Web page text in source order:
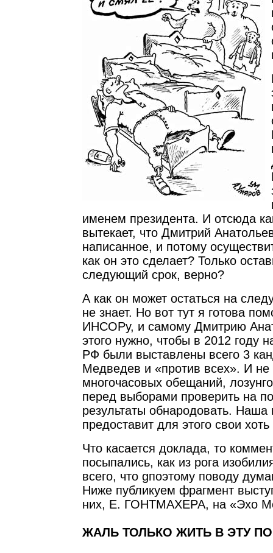
именем президента. И отсюда
вытекает, что Дмитрий
написанное, и потому
как он это сделает? Только
следующий срок, верно?
А как он может остаться на
не знает. Но вот тут я готова
ИНСОРу, и самому Дмитрию
этого нужно, чтобы в 2012 году
РФ были выставлены всего 3
Медведев и «против всех». И не
многочасовых обещаний,
перед выборами проверить на
результаты обнародовать. Наша
предоставит для этого свои
Что касается доклада, то
посыпались, как из рога
всего, что gпоэтому поводу
Ниже публикуем фрагмент
них, Е. ГОНТМАХЕРА, на «Эхо
ЖАЛЬ ТОЛЬКО ЖИТЬ В ЭТУ